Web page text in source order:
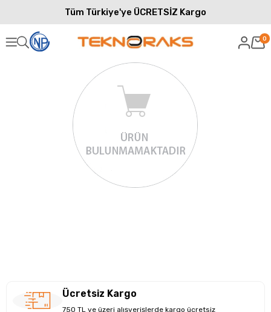
Tüm Türkiye'ye ÜCRETSİZ Kargo
0
Ücretsiz Kargo
750 TL ve üzeri alışverişlerde kargo ücretsiz